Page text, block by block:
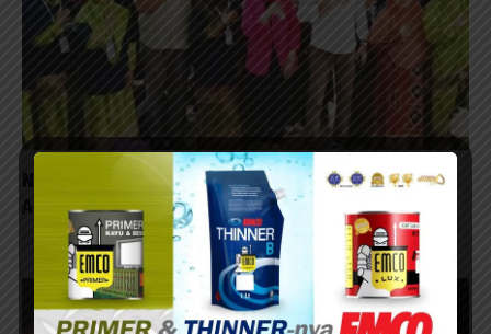
Nasim Khan Kawal Keluhan UMKM Situbondo soal
Akses KUR dan Layanan BRI
10/08/2026 - 12:57